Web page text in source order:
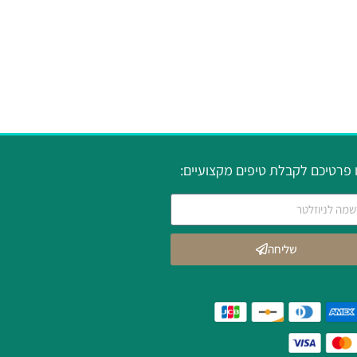
פרטיכם לקבלת טיפים מקצועיים:
שליחה